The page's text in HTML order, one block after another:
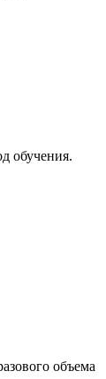
обучения.
объема